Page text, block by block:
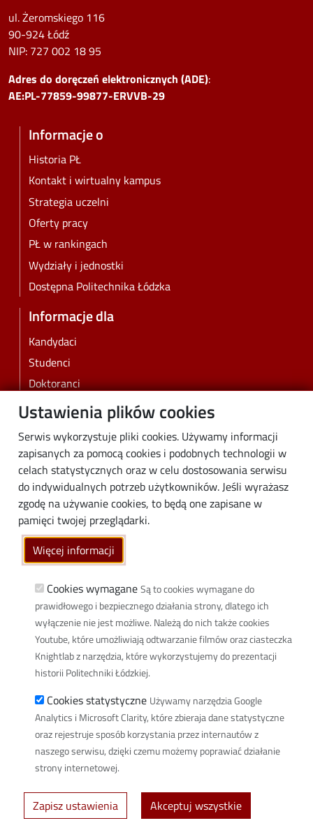
Ustawienia plików cookies
Serwis wykorzystuje pliki cookies. Używamy informacji
zapisanych za pomocą cookies i podobnych technologii w
celach statystycznych oraz w celu dostosowania serwisu
do indywidualnych potrzeb użytkowników. Jeśli wyrażasz
zgodę na używanie cookies, to będą one zapisane w
pamięci twojej przeglądarki.
Więcej informacji
Cookies wymagane Są to cookies wymagane do
prawidłowego i bezpiecznego działania strony, dlatego ich
wyłączenie nie jest możliwe. Należą do nich także cookies
Youtube, które umożliwiają odtwarzanie filmów oraz ciasteczka
Knightlab z narzędzia, które wykorzystujemy do prezentacji
historii Politechniki Łódzkiej.
Cookies statystyczne Używamy narzędzia Google
Analytics i Microsoft Clarity, które zbieraja dane statystyczne
oraz rejestruje sposób korzystania przez internautów z
naszego serwisu, dzięki czemu możemy poprawiać działanie
strony internetowej.
Zapisz ustawienia Akceptuj wszystkie
ul. Żeromskiego 116
90-924 Łódź
NIP: 727 002 18 95
Adres do doręczeń elektronicznych (ADE):
AE:PL-77859-99877-ERVVB-29
Informacje o
Historia PŁ
Kontakt i wirtualny kampus
Strategia uczelni
Oferty pracy
PŁ w rankingach
Wydziały i jednostki
Dostępna Politechnika Łódzka
Informacje dla
Kandydaci
Studenci
Doktoranci
Pracownicy
Biznes
Media
Społeczność lokalna
Linki
Wikamp
Poczta elektroniczna
Biblioteka PŁ
Dyscypliny naukowe w PŁ
Inicjatywa Doskonałości Uczelnia Badawcza
BIP
Klauzula RODO
Polityka prywatności
Deklaracja dostępności cyfrowej
Informacja o PŁ w Polskim Języku Migowym
Newsletter
Spis defibrylatorów na terenie PŁ